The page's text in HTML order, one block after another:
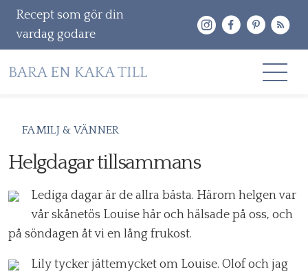
Recept som gör din
vardag godare
till
innehåll
OM MIG
Sök
efter:
FAMILJ & VÄNNER
Helgdagar tillsammans
Lediga dagar är de allra bästa. Härom helgen var
vår skånetös Louise här och hälsade på oss, och
på söndagen åt vi en lång frukost.
Lily tycker jättemycket om Louise. Olof och jag